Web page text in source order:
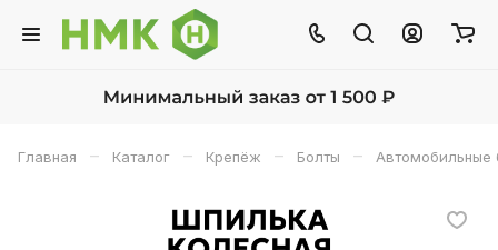
Главная – Каталог – Крепёж – Болты – Автомобильные